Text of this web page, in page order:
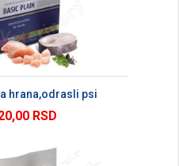
hrana,odrasli psi
RSD